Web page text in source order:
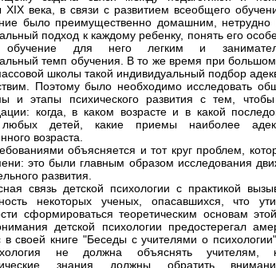
XIX века, в связи с развитием всеобщего
было преимущественно домашним, нетрудно
подход к каждому ребенку, понять его
обучение для него легким и
темп обучения. В то же время при большом
школы такой индивидуальный подбор
Поэтому было необходимо исследовать
и этапы психического развития с тем,
когда, в каком возрасте и в какой
любых детей, какие приемы наиболее
возраста.
объясняется и тот круг проблем,
это были главным образом исследования
развития.
связь детской психологии с практикой
некоторых ученых, опасавшихся, что
сформироваться теоретическим основам
детской психологии предостерегал
своей книге "Беседы с учителями о
не должна объяснять учителям,
знания должны обратить